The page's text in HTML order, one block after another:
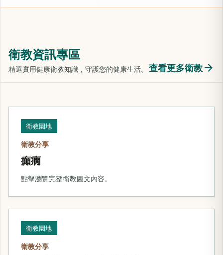
衛教資訊專區
精選實用健康衛教知識，守護您的健康生活。 查看更多衛教arrow_forward
衛教園地
衛教分享
癲癇
點擊瀏覽完整衛教圖文內容。
衛教園地
衛教分享